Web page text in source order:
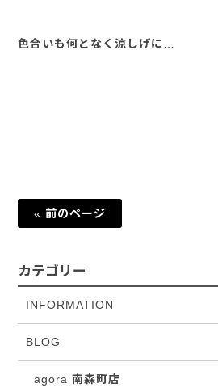
色合いも何となく涼しげに…
« 前のページ
カテゴリー
INFORMATION
BLOG
agora 南森町店